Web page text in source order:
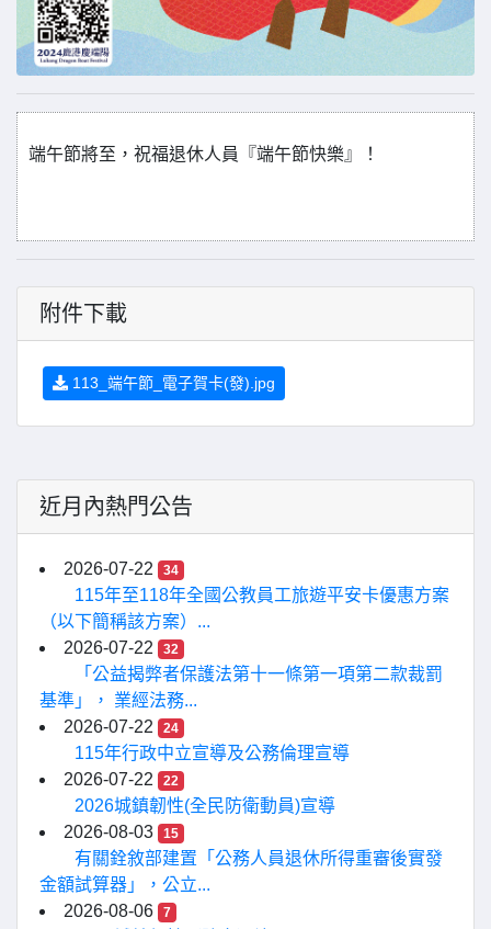
端午節將至，祝福退休人員『端午節快樂』！
附件下載
113_端午節_電子賀卡(發).jpg
近月內熱門公告
2026-07-22 34
115年至118年全國公教員工旅遊平安卡優惠方案
（以下簡稱該方案）...
2026-07-22
32
「公益揭弊者保護法第十一條第一項第二款裁罰
基準」， 業經法務...
2026-07-22
24
115年行政中立宣導及公務倫理宣導
2026-07-22
22
2026城鎮韌性(全民防衛動員)宣導
2026-08-03
15
有關銓敘部建置「公務人員退休所得重審後實發
金額試算器」，公立...
2026-08-06
7